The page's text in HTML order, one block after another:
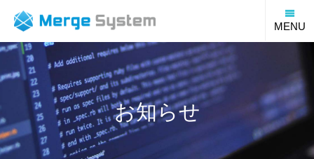
MENU
お知らせ